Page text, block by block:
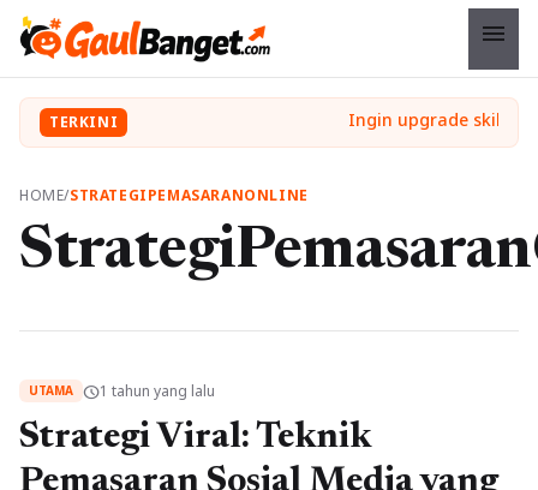
menu
TERKINI
HOME/STRATEGIPEMASARANONLINE
UTAMA schedule1 tahun yang lalu
Strategi Viral: Teknik
Pemasaran Sosial Media yang